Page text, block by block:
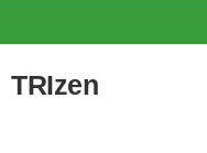
TRIzen